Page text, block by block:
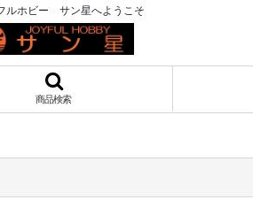
ルホビー サン星へようこそ
商品検索